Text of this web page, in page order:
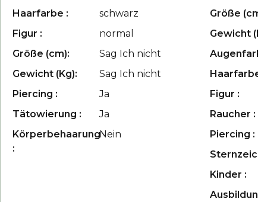
Haarfarbe :
schwarz
Figur :
normal
Größe (cm):
Sag Ich nicht
Gewicht (Kg):
Sag Ich nicht
Piercing :
Ja
Tätowierung :
Ja
Körperbehaarung
:
Nein
Größe
Gewicht
Figur :
Raucher :
Piercing :
Kinder :